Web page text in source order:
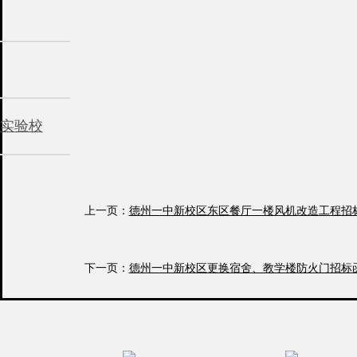
上一页： 德州一中新校区东区餐厅一楼风机改造工程招
下一页： 德州一中新校区更换宿舍、教学楼防火门招标
验校